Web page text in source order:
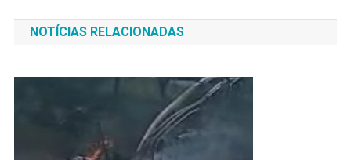
de
Post
NOTÍCIAS RELACIONADAS